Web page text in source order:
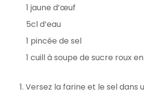
1 jaune d’œuf
5cl d’eau
1 pincée de sel
1 cuill à soupe de sucre roux
Versez la farine et le sel dans